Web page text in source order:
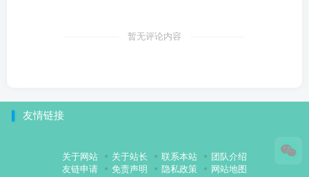
暂无评论内容
友情链接
关于网站 关于站长 联系本站
团队介绍
友链申请
免责声明 隐私政策 网站地图